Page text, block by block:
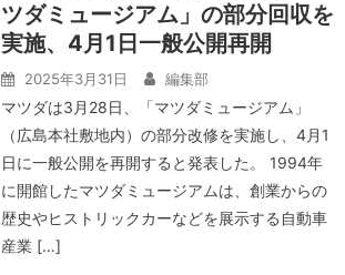
ツダミュージアム」の部分回収を
実施、4月1日一般公開再開
2025年3月31日 編集部
マツダは3月28日、「マツダミュージアム」
（広島本社敷地内）の部分改修を実施し、4月1
日に一般公開を再開すると発表した。 1994年
に開館したマツダミュージアムは、創業からの
歴史やヒストリックカーなどを展示する自動車
産業 […]